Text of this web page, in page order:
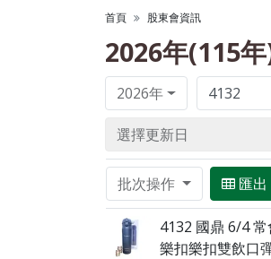
首頁 股東會資訊
2026年(115
2026年
選擇更新日
批次操作 匯出
4132 國鼎 6/4 常
樂扣樂扣雙飲口